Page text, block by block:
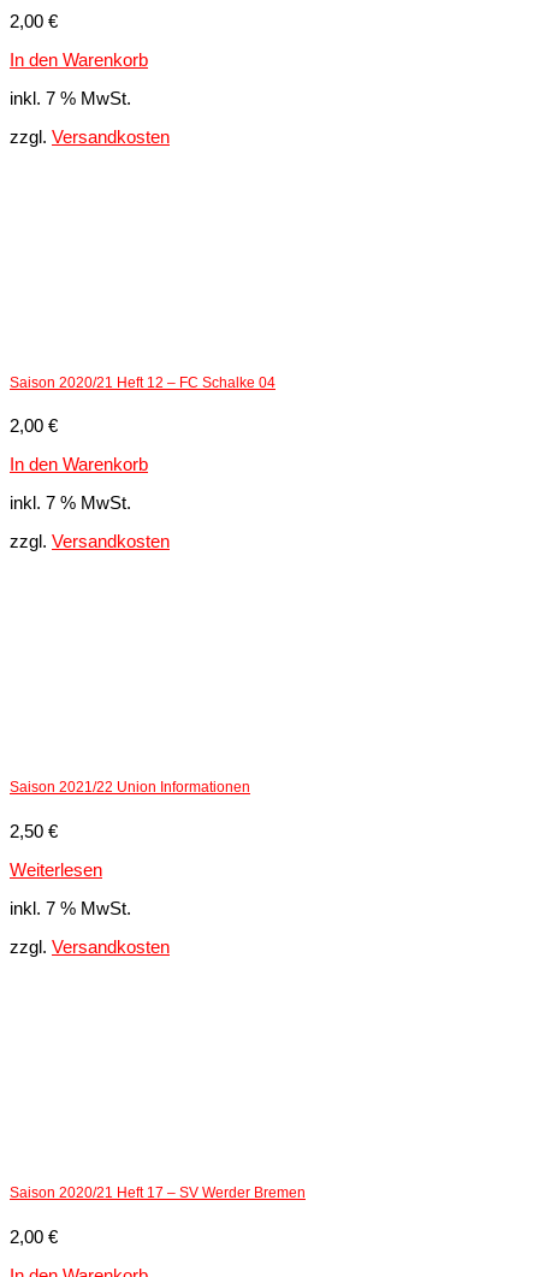
2,00 €
In den Warenkorb
inkl. 7 % MwSt.
zzgl. Versandkosten
Saison 2020/21 Heft 12 – FC Schalke 04
2,00 €
In den Warenkorb
inkl. 7 % MwSt.
zzgl. Versandkosten
Saison 2021/22 Union Informationen
2,50 €
Weiterlesen
inkl. 7 % MwSt.
zzgl. Versandkosten
Saison 2020/21 Heft 17 – SV Werder Bremen
2,00 €